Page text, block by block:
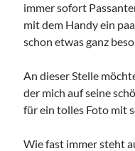
immer sofort
mit dem Handy ein
schon etwas ganz
An dieser Stelle
der mich auf seine
für ein tolles Foto mit
Wie fast immer steht